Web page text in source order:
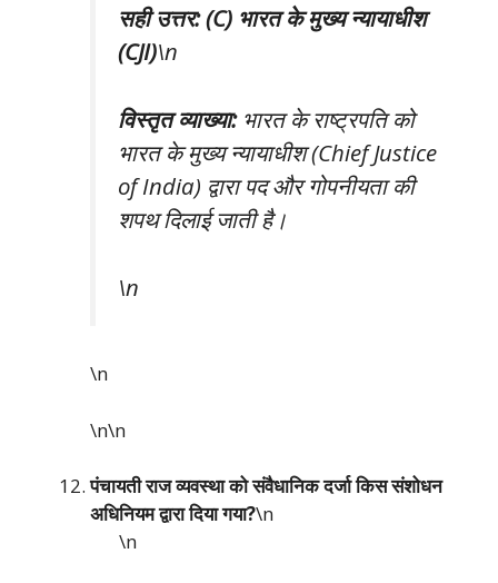
सही उत्तर: (C) भारत के मुख्य न्यायाधीश
(CJI)\n
विस्तृत व्याख्या:भारत के राष्ट्रपति को
भारत के मुख्य न्यायाधीश (Chief Justice
of India) द्वारा पद और गोपनीयता की
शपथ दिलाई जाती है।
\n
\n
\n\n
पंचायती राज व्यवस्था को संवैधानिक दर्जा किस संशोधन
अधिनियम द्वारा दिया गया?\n
\n